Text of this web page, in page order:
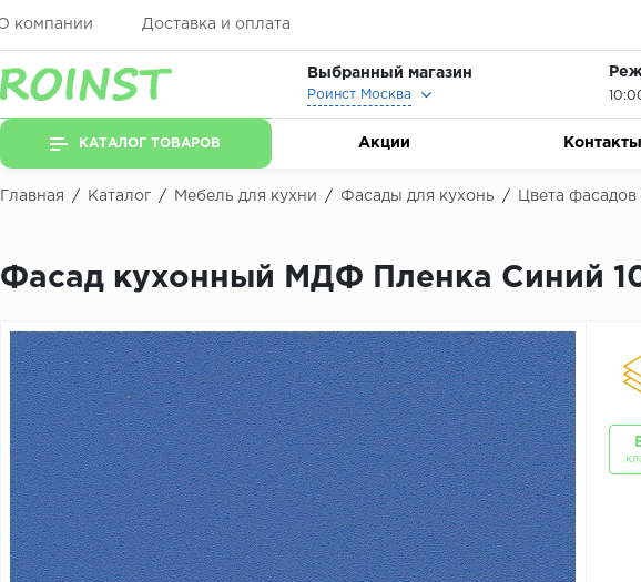
компании Доставка и оплата
Выбранный магазин
Роинст Москва
КАТАЛОГ ТОВАРОВ Акции Контакты
Главная / Каталог / Мебель для кухни / Фасады для кухонь / Цвета
Фасад кухонный МДФ Пленка Синий